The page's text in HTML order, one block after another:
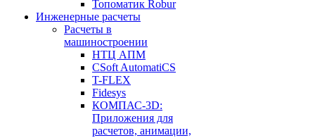
Топоматик Robur
Инженерные расчеты
Расчеты в
машиностроении
НТЦ АПМ
CSoft AutomatiCS
T-FLEX
Fidesys
КОМПАС-3D:
Приложения для
расчетов, анимации,